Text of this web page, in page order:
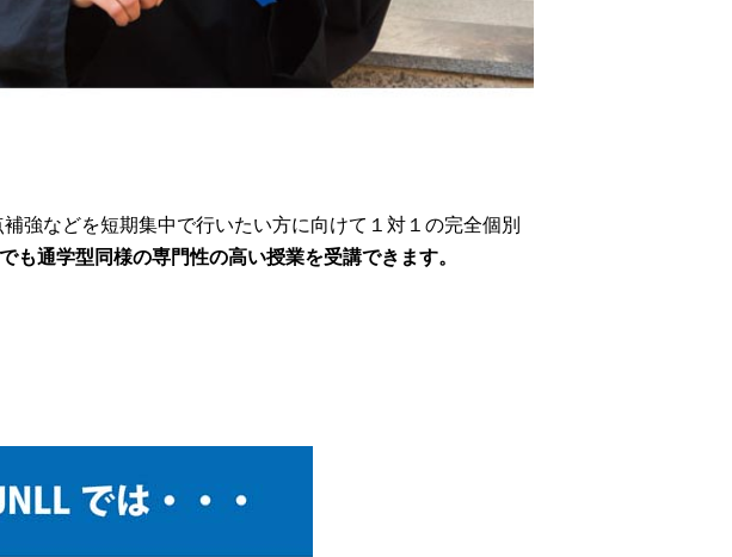
強などを短期集中で行いたい方に向けて１対１の完全個別
通学型同様の専門性の高い授業を受講できます。